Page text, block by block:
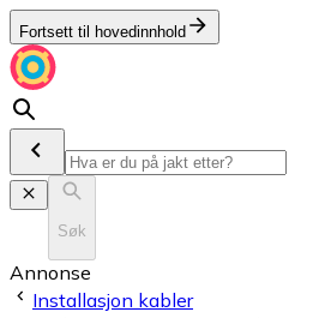
Fortsett til hovedinnhold
Søk
Annonse
Installasjon kabler